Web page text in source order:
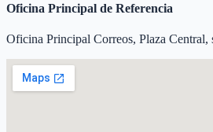
Oficina Principal de Referencia
Oficina Principal Correos, Plaza Central,